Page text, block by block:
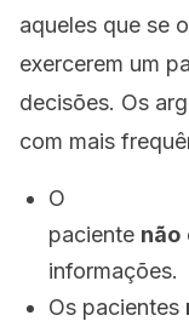
aqueles que se
exercerem um
decisões. Os
com mais
O
paciente não
informações.
Os pacientes